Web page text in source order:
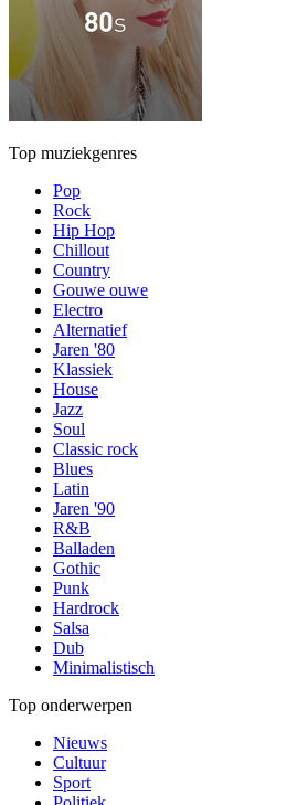
Top muziekgenres
Pop
Rock
Hip Hop
Chillout
Country
Gouwe ouwe
Electro
Alternatief
Jaren '80
Klassiek
House
Jazz
Soul
Classic rock
Blues
Latin
Jaren '90
R&B
Balladen
Gothic
Punk
Hardrock
Salsa
Dub
Minimalistisch
Top onderwerpen
Nieuws
Cultuur
Sport